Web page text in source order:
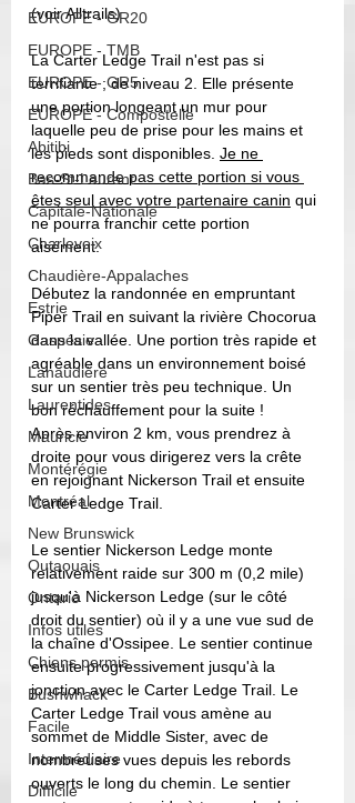
EUROPE - GR20
EUROPE - TMB
EUROPE - GR5
EUROPE - Compostelle
Abitibi
Bas-St-Laurent
Capitale-Nationale
Charlevoix
Chaudière-Appalaches
Estrie
Gaspésie
Lanaudière
Laurentides
Mauricie
Montérégie
Montréal
New Brunswick
Outaouais
Ontario
Infos utiles
Chiens permis
Bushwhack
Facile
Intermédiaire
Difficile
(voir Alltrails).
La Carter Ledge Trail n'est pas si
terrifiante ; de niveau 2. Elle présente
une portion longeant un mur pour
laquelle peu de prise pour les mains et
les pieds sont disponibles. Je ne
recommande pas cette portion si vous
êtes seul avec votre partenaire canin qui
ne pourra franchir cette portion
aisément.
Débutez la randonnée en empruntant
Piper Trail en suivant la rivière Chocorua
dans la vallée. Une portion très rapide et
agréable dans un environnement boisé
sur un sentier très peu technique. Un
bon réchauffement pour la suite !
Après environ 2 km, vous prendrez à
droite pour vous dirigerez vers la crête
en rejoignant Nickerson Trail et ensuite
Carter Ledge Trail.
Le sentier Nickerson Ledge monte
relativement raide sur 300 m (0,2 mile)
jusqu'à Nickerson Ledge (sur le côté
droit du sentier) où il y a une vue sud de
la chaîne d'Ossipee. Le sentier continue
ensuite progressivement jusqu'à la
jonction avec le Carter Ledge Trail. Le
Carter Ledge Trail vous amène au
sommet de Middle Sister, avec de
nombreuses vues depuis les rebords
ouverts le long du chemin. Le sentier